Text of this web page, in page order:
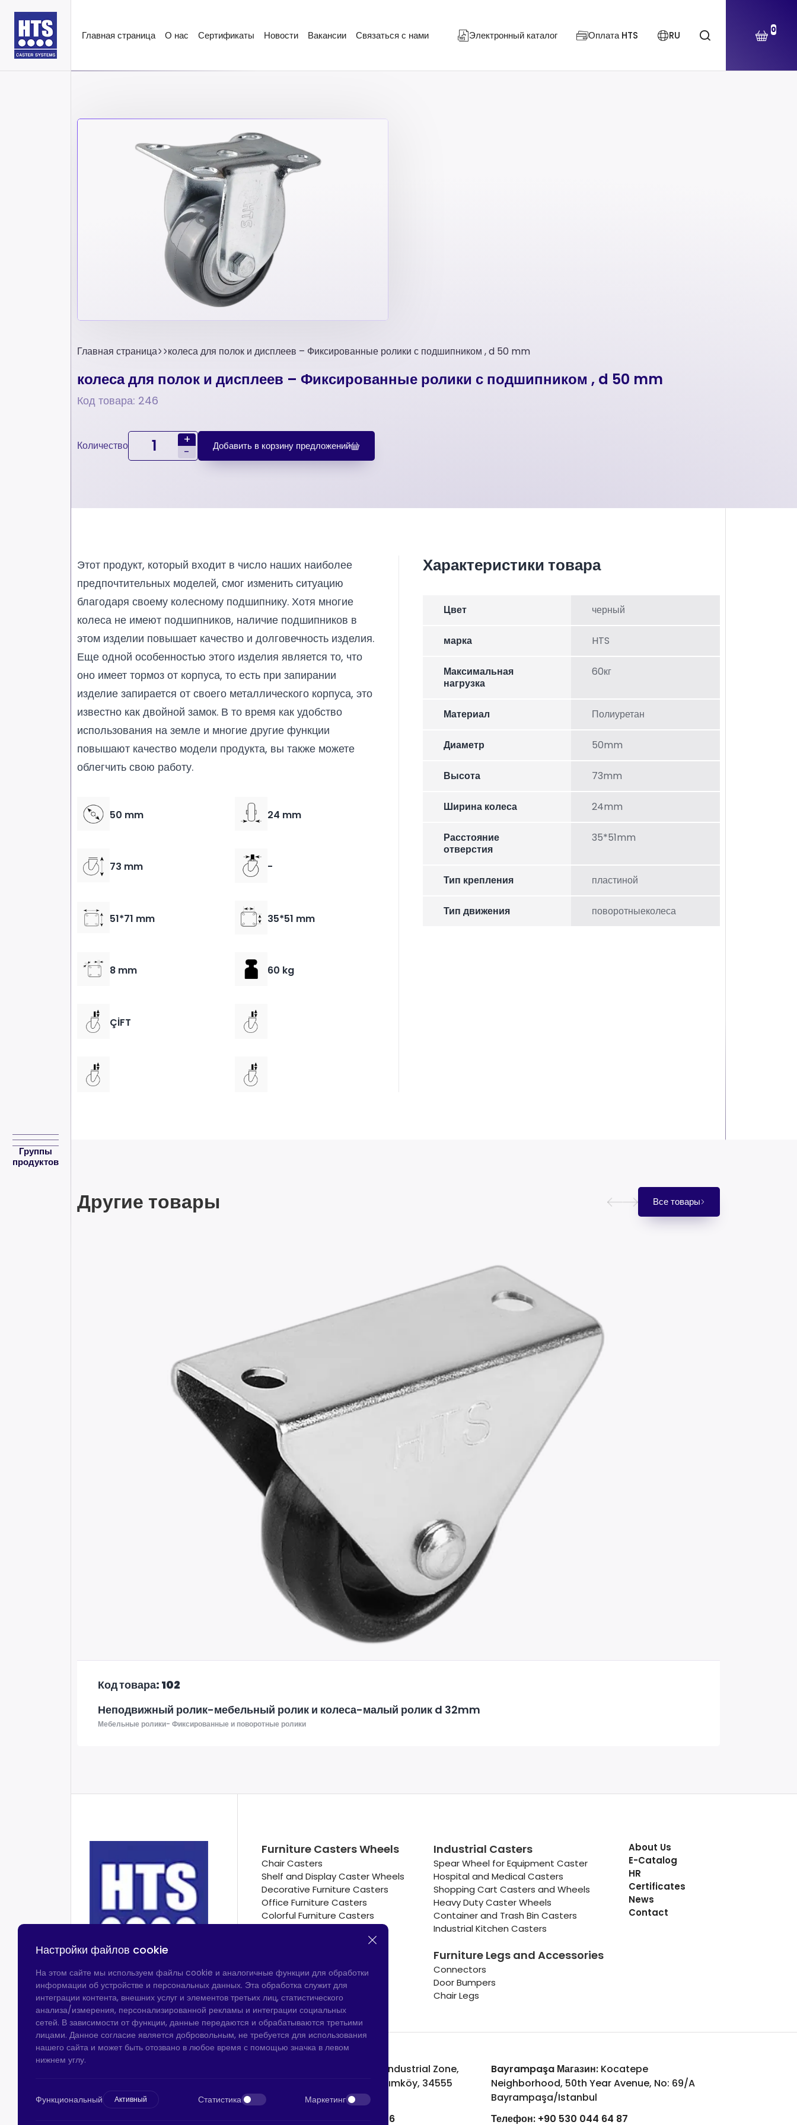
Главная страница О нас Сертификаты Новости Вакансии Связаться с нами Электронный каталог Оплата HTS RU 0
Группы
продуктов
Главная страница колеса для полок и дисплеев – Фиксированные ролики с подшипником , d 50 mm
колеса для полок и дисплеев – Фиксированные ролики с подшипником , d 50 mm
Код товара: 246
Количество
+
-
Добавить в корзину предложений
Этот продукт, который входит в число наших наиболее
предпочтительных моделей, смог изменить ситуацию
благодаря своему колесному подшипнику. Хотя многие
колеса не имеют подшипников, наличие подшипников в
этом изделии повышает качество и долговечность изделия.
Еще одной особенностью этого изделия является то, что
оно имеет тормоз от корпуса, то есть при запирании
изделие запирается от своего металлического корпуса, это
известно как двойной замок. В то время как удобство
использования на земле и многие другие функции
повышают качество модели продукта, вы также можете
облегчить свою работу.
50 mm 24 mm
73 mm -
51*71 mm 35*51 mm
8 mm 60 kg
ÇİFT
Характеристики товара
Цвет черный
марка HTS
Максимальная
нагрузка
60кг
Материал Полиуретан
Диаметр 50mm
Высота 73mm
Ширина колеса 24mm
Расстояние
отверстия
35*51mm
Тип крепления пластиной
Тип движения поворотныеколеса
Другие товары Все товары
Код товара: 102
Неподвижный ролик-мебельный ролик и колеса-малый ролик d 32mm
Мебельные ролики- Фиксированные и поворотные ролики
Furniture Casters Wheels
Chair Casters
Shelf and Display Caster Wheels
Decorative Furniture Casters
Office Furniture Casters
Colorful Furniture Casters
Industrial Casters
Spear Wheel for Equipment Caster
Hospital and Medical Casters
Shopping Cart Casters and Wheels
Heavy Duty Caster Wheels
Container and Trash Bin Casters
Industrial Kitchen Casters
Furniture Legs and Accessories
Connectors
Door Bumpers
Chair Legs
About Us
E-Catalog
HR
Certificates
News
Contact
Atatürk Industrial Zone,
Uzunçayır Street, No:11 Hadımköy, 34555
Arnavutköy/Istanbul
+90 212 640 66 46
Bayrampaşa Магазин:Kocatepe
Neighborhood, 50th Year Avenue, No: 69/A
Bayrampaşa/Istanbul
Телефон:+90 530 044 64 87
Настройки файлов cookie
На этом сайте мы используем файлы cookie и аналогичные функции для обработки
информации об устройстве и персональных данных. Эта обработка служит для
интеграции контента, внешних услуг и элементов третьих лиц, статистического
анализа/измерения, персонализированной рекламы и интеграции социальных
сетей. В зависимости от функции, данные передаются и обрабатываются третьими
лицами. Данное согласие является добровольным, не требуется для использования
нашего сайта и может быть отозвано в любое время с помощью значка в левом
нижнем углу.
Функциональный Активный Статистика Маркетинг